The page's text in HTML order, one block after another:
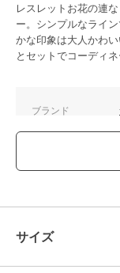
レスレットお花の連
ー。シンプルなライ
かな印象は大人かわ
とセットでコーディ
ブランド
ショップ
サイズ